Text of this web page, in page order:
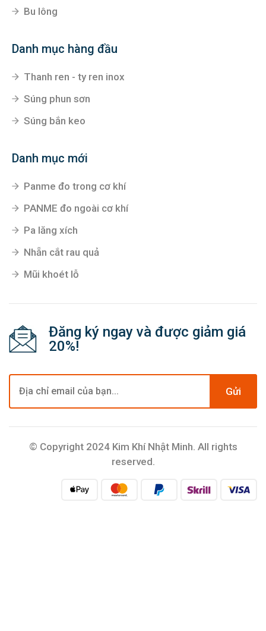
Bu lông
Danh mục hàng đầu
Thanh ren - ty ren inox
Súng phun sơn
Súng bắn keo
Danh mục mới
Panme đo trong cơ khí
PANME đo ngoài cơ khí
Pa lăng xích
Nhẵn cắt rau quả
Mũi khoét lỗ
Đăng ký ngay và được giảm giá
20%!
Gửi
© Copyright 2024 Kim Khí Nhật Minh. All rights
reserved.